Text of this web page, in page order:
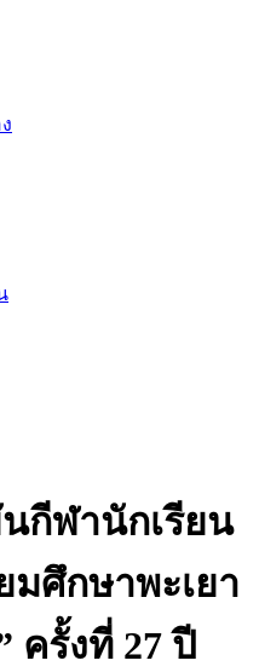
กีฬานักเรียน
มศึกษาพะเยา
ครั้งที่ 27 ปี